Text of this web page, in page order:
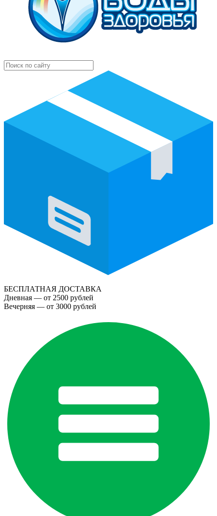
БЕСПЛАТНАЯ ДОСТАВКА
Дневная — от 2500 рублей
Вечерняя — от 3000 рублей